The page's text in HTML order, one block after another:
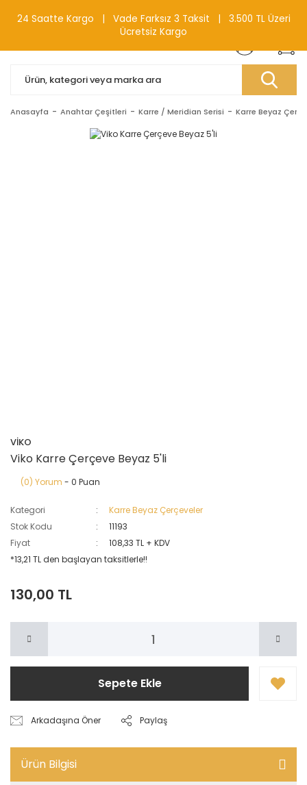
0(212) 240 87 88
Anasayfa Anahtar Çeşitleri Karre / Meridian Serisi Karre Beyaz
VİKO
Viko Karre Çerçeve Beyaz 5'li
(0) Yorum - 0 Puan
Kategori
Karre Beyaz Çerçeveler
Stok Kodu
11193
Fiyat
108,33 TL + KDV
*13,21 TL den başlayan taksitlerle!!
130,00 TL
Sepete Ekle
Arkadaşına Öner Paylaş
Ürün Bilgisi
24 Saatte Kargo | Vade Farksız 3 Taksit | 3.500 TL Üzeri
Ücretsiz Kargo